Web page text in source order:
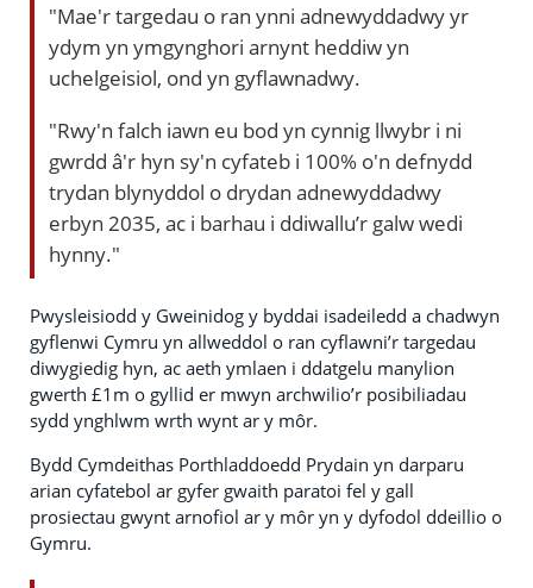
"Mae'r targedau o ran ynni adnewyddadwy yr
ydym yn ymgynghori arnynt heddiw yn
uchelgeisiol, ond yn gyflawnadwy.
"Rwy'n falch iawn eu bod yn cynnig llwybr i ni
gwrdd â'r hyn sy'n cyfateb i 100% o'n defnydd
trydan blynyddol o drydan adnewyddadwy
erbyn 2035, ac i barhau i ddiwallu’r galw wedi
hynny."
Pwysleisiodd y Gweinidog y byddai isadeiledd a chadwyn
gyflenwi Cymru yn allweddol o ran cyflawni’r targedau
diwygiedig hyn, ac aeth ymlaen i ddatgelu manylion
gwerth £1m o gyllid er mwyn archwilio’r posibiliadau
sydd ynghlwm wrth wynt ar y môr.
Bydd Cymdeithas Porthladdoedd Prydain yn darparu
arian cyfatebol ar gyfer gwaith paratoi fel y gall
prosiectau gwynt arnofiol ar y môr yn y dyfodol ddeillio o
Gymru.